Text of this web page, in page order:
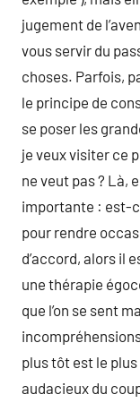
jugement de
vous servir du
choses. Parfois,
le principe de
se poser les
je veux visiter ce
ne veut pas ? Là,
importante : est-
pour rendre
d’accord, alors il
une thérapie
que l’on se sent
plus tôt est le
audacieux du